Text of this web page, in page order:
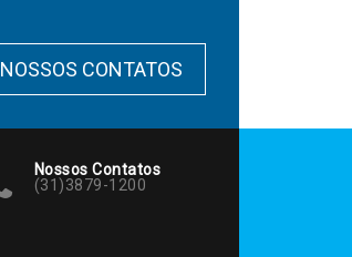
NOSSOS CONTATOS
Nossos Contatos
(31)3879-1200